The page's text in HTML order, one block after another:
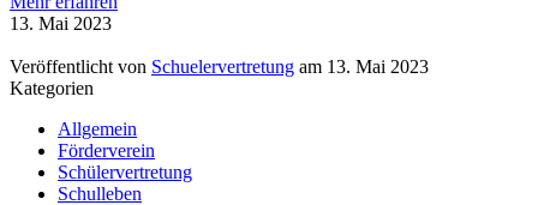
13. Mai 2023
Veröffentlicht von Schuelervertretung am 13. Mai 2023
Kategorien
Allgemein
Förderverein
Schülervertretung
Schulleben